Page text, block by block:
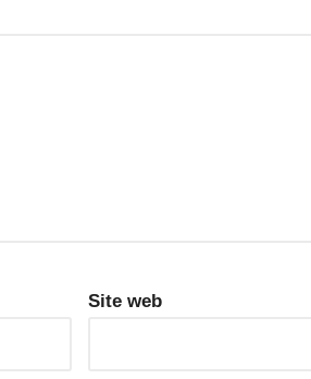
Site web